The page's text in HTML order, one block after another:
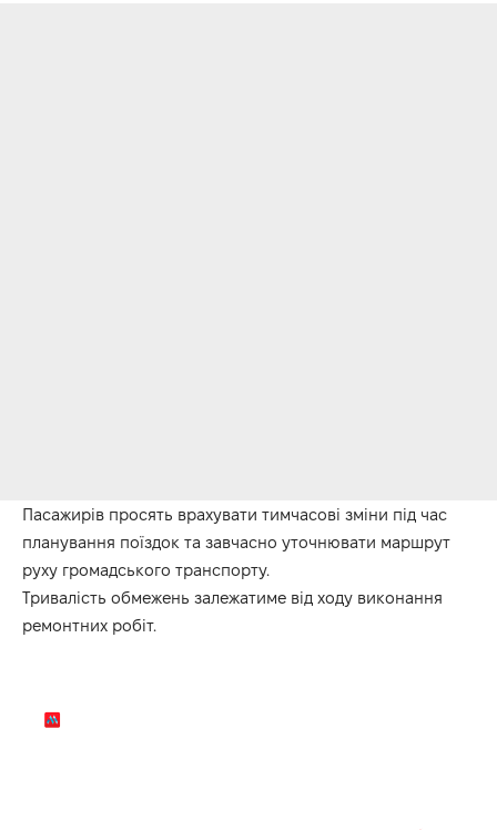
Пасажирів просять врахувати тимчасові зміни під час
планування поїздок та завчасно уточнювати маршрут
руху громадського транспорту.
Тривалість обмежень залежатиме від ходу виконання
ремонтних робіт.